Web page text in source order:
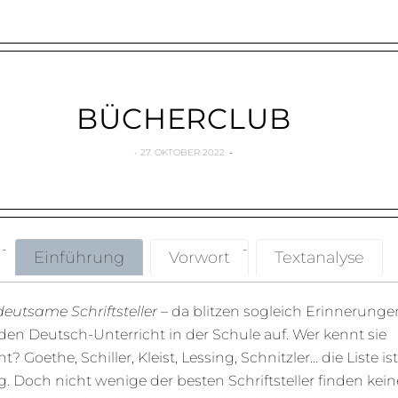
BÜCHERCLUB
27. OKTOBER 2022
Einführung Vorwort Textanalyse
Schriftsteller– da blitzen sogleich
Deutsch-Unterricht in der Schule auf. Wer kennt sie
Goethe, Schiller, Kleist, Lessing, Schnitzler… die Liste ist
Doch nicht wenige der besten Schriftsteller finden